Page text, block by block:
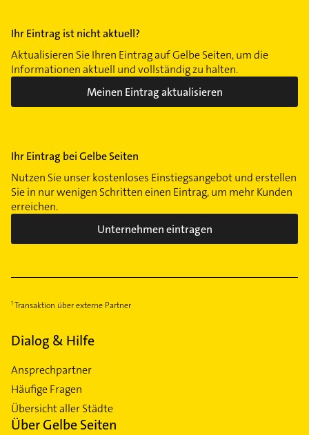
Ihr Eintrag ist nicht aktuell?
Aktualisieren Sie Ihren Eintrag auf Gelbe Seiten, um die
Informationen aktuell und vollständig zu halten.
Meinen Eintrag aktualisieren
Ihr Eintrag bei Gelbe Seiten
Nutzen Sie unser kostenloses Einstiegsangebot und erstellen
Sie in nur wenigen Schritten einen Eintrag, um mehr Kunden
erreichen.
Unternehmen eintragen
Transaktion über externe Partner
Dialog & Hilfe
Ansprechpartner
Häufige Fragen
Übersicht aller Städte
Über Gelbe Seiten